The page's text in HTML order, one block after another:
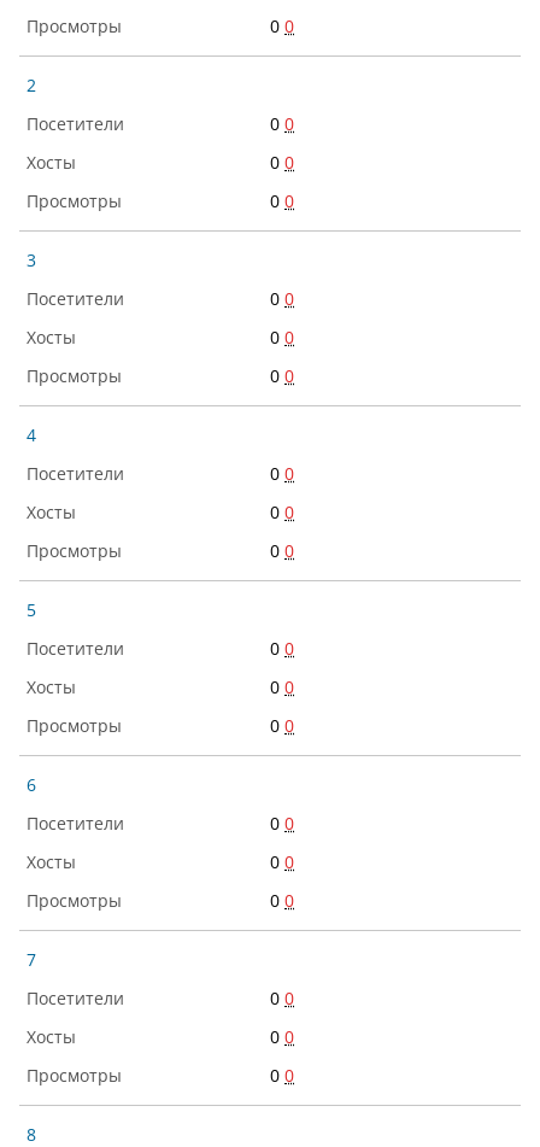
0 0
2
0 0
0 0
0 0
3
0 0
0 0
0 0
4
0 0
0 0
0 0
5
0 0
0 0
0 0
6
0 0
0 0
0 0
7
0 0
0 0
0 0
8